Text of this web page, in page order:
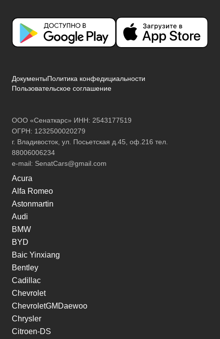
ДокументыПолитика конфедициальности
Пользовательское соглашение
ООО «Сенаткарс» ИНН: 2543177519
ОГРН: 1232500020279
г. Владивосток, ул. Посьетская д.45, оф.216 тел.
88006006234
e-mail: SenatCars@gmail.com
Acura
Alfa Romeo
Astonmartin
Audi
BMW
BYD
Baic Yinxiang
Bentley
Cadillac
Chevrolet
ChevroletGMDaewoo
Chrysler
Citroen-DS